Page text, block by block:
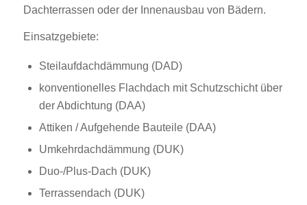
Dachterrassen oder der Innenausbau von Bädern.
Einsatzgebiete:
Steilaufdachdämmung (DAD)
konventionelles Flachdach mit Schutzschicht über
der Abdichtung (DAA)
Attiken / Aufgehende Bauteile (DAA)
Umkehrdachdämmung (DUK)
Duo-/Plus-Dach (DUK)
Terrassendach (DUK)